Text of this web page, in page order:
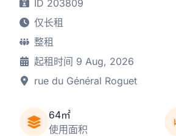
ID 203809
仅长租
整租
起租时间 9 Aug, 2026
rue du Général Roguet
64㎡
使用面积